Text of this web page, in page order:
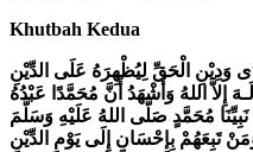
Khutbah Kedua
وَدِيْنِ الْحَقِّ لِيُظْهِرَهُ عَلَى الدِّيْنِ
إِلاَّ اللهُ وَأَشْهَدُ أَنَّ مُحَمَّدًا عَبْدُهُ
مُحَمَّدٍ صَلَّى اللهُ عَلَيْهِ وَسَلَّمَ